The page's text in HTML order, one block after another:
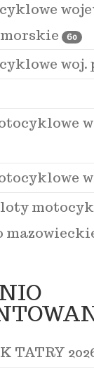
60
woj.
TATRY